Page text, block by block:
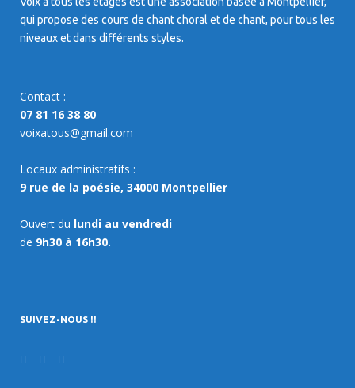
qui propose des cours de chant choral et de chant, pour tous les
niveaux et dans différents styles.
Contact :
07 81 16 38 80
voixatous@gmail.com
Locaux administratifs :
9 rue de la poésie, 34000 Montpellier
Ouvert du lundi au vendredi
de 9h30 à 16h30.
SUIVEZ-NOUS !!